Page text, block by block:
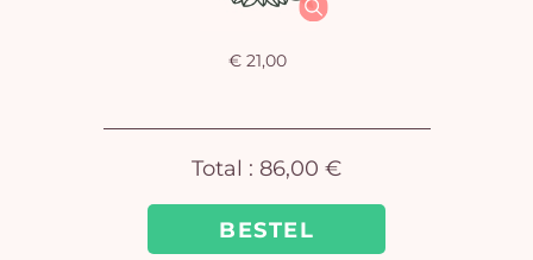
BESTEL
€ 21,00
Total : 86,00 €